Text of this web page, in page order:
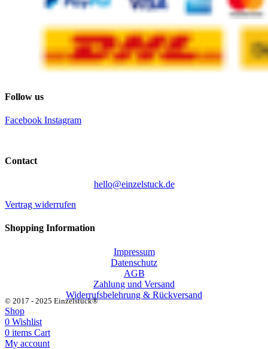
Follow us
Facebook Instagram
Contact
hello@einzelstuck.de
Vertrag widerrufen
Shopping Information
Impressum
Datenschutz
AGB
Zahlung und Versand
Widerrufsbelehrung & Rückversand
© 2017 - 2025 Einzelstück®
Shop
0 Wishlist
0 items Cart
My account